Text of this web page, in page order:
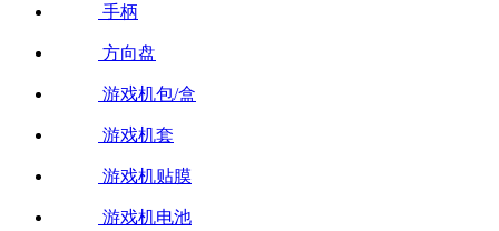
手柄
方向盘
游戏机包/盒
游戏机套
游戏机贴膜
游戏机电池